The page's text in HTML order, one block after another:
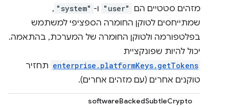
מזהים סטטיים הם "user" ו- "system"
,
שמתייחסים לטוקן החומרה הספציפי למשתמש
בפלטפורמה ולטוקן החומרה של המערכת, בהתאמה.
יכול להיות שפונקציית
enterprise.platformKeys.getTokens תחזיר
טוקנים אחרים (עם מזהים אחרים).
softwareBackedSubtleCrypto